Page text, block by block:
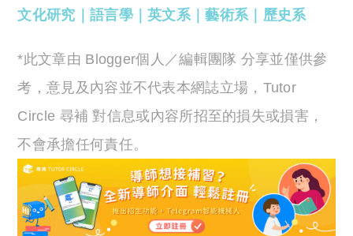
文化研究 語言學｜英文系｜藝術系｜ 歷史系
*此文章由 Blogger個人／編輯團隊 分享並僅供參
考，意見及內容並不代表本網誌立場，Tutor
Circle 尋補 對信息或內容所招至的損失或損害，
不會承擔任何責任。